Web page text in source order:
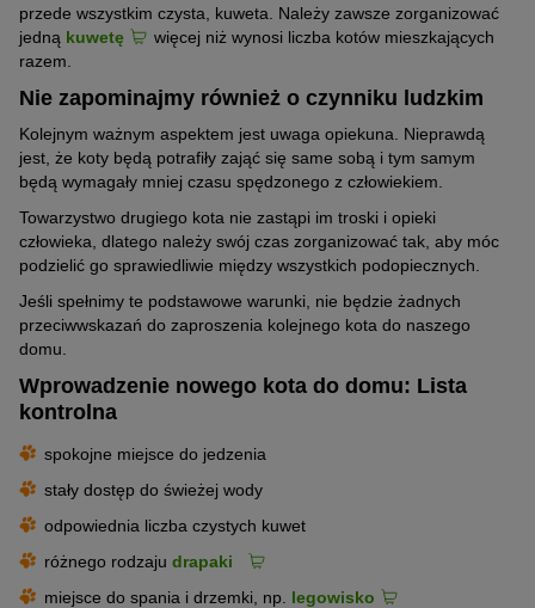
przede wszystkim czysta, kuweta. Należy zawsze zorganizować
jedną kuwetę
więcej niż wynosi liczba kotów mieszkających
razem.
Nie zapominajmy również o czynniku ludzkim
Kolejnym ważnym aspektem jest uwaga opiekuna. Nieprawdą
jest, że koty będą potrafiły zająć się same sobą i tym samym
będą wymagały mniej czasu spędzonego z człowiekiem.
Towarzystwo drugiego kota nie zastąpi im troski i opieki
człowieka, dlatego należy swój czas zorganizować tak, aby móc
podzielić go sprawiedliwie między wszystkich podopiecznych.
Jeśli spełnimy te podstawowe warunki, nie będzie żadnych
przeciwwskazań do zaproszenia kolejnego kota do naszego
domu.
Wprowadzenie nowego kota do domu: Lista
kontrolna
spokojne miejsce do jedzenia
stały dostęp do świeżej wody
odpowiednia liczba czystych kuwet
różnego rodzaju drapaki
miejsce do spania i drzemki, np. legowisko